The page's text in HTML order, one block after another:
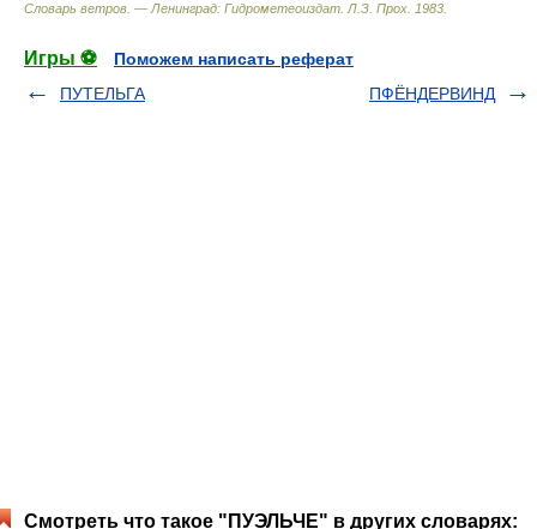
Словарь ветров. — Ленинград: Гидрометеоиздат Л.З. Прох 1983
Игры ⚽
Поможем написать реферат
ПУТЕЛЬГА
ПФЁНДЕРВИНД
Смотреть что такое "ПУЭЛЬЧЕ" в других словарях: